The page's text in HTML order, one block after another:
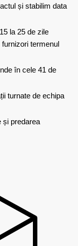
și stabilim data
la 25 de zile
termenul
în cele 41 de
turnate de echipa
și predarea